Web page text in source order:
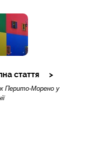
стаття
Перито-Морено у